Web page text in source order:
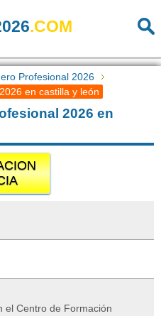
.COM
Profesional 2026
en castilla y león
2026 en
el Centro de Formación